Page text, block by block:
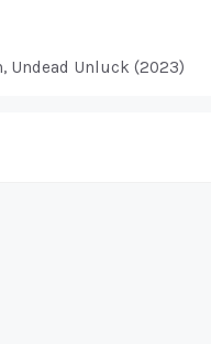
, Undead Unluck (2023)